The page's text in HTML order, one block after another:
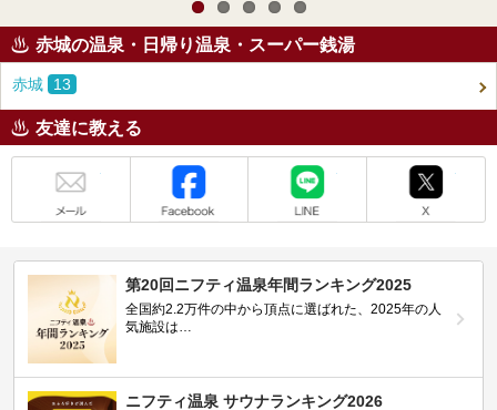
赤城の温泉・日帰り温泉・スーパー銭湯
赤城 13
友達に教える
第20回ニフティ温泉年間ランキング2025
全国約2.2万件の中から頂点に選ばれた、2025年の人
気施設は…
ニフティ温泉 サウナランキング2026